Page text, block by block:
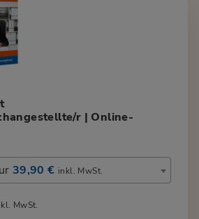
r | Online-
39,90 € inkl. MwSt.
MwSt.